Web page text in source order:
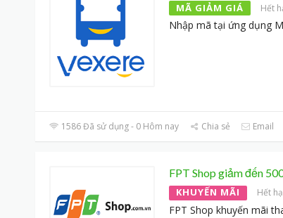
MÃ GIẢM GIÁ Hết
Nhập mã tại ứng dụng
1586 Đã sử dụng - 0 Hôm nay Chia sẻ Email
FPT Shop giảm đến
KHUYẾN MÃI Hết
FPT Shop khuyến mãi